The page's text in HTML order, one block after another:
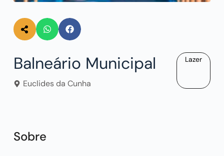
Balneário Municipal
Euclides da Cunha
Lazer
Sobre